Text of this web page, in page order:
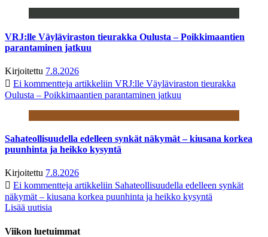
VRJ:lle Väyläviraston tieurakka Oulusta – Poikkimaantien
parantaminen jatkuu
Kirjoitettu 7.8.2026
Ei kommentteja artikkeliin VRJ:lle Väyläviraston tieurakka
Oulusta – Poikkimaantien parantaminen jatkuu
Sahateollisuudella edelleen synkät näkymät – kiusana korkea
puunhinta ja heikko kysyntä
Kirjoitettu 7.8.2026
Ei kommentteja artikkeliin Sahateollisuudella edelleen synkät
näkymät – kiusana korkea puunhinta ja heikko kysyntä
Lisää uutisia
Viikon luetuimmat